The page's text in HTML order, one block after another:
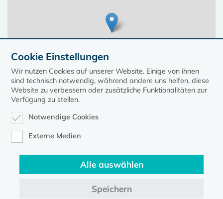
Diese Seite gehört zum Portalkirche-mv.de
Evangelische Kirche in Mecklenburg-Vorpommern © 2026
Cookie Einstellungen
Wir nutzen Cookies auf unserer Website. Einige von ihnen
sind technisch notwendig, während andere uns helfen, diese
Website zu verbessern oder zusätzliche Funktionalitäten zur
Verfügung zu stellen.
Notwendige Cookies
Externe Medien
Alle auswählen
Speichern